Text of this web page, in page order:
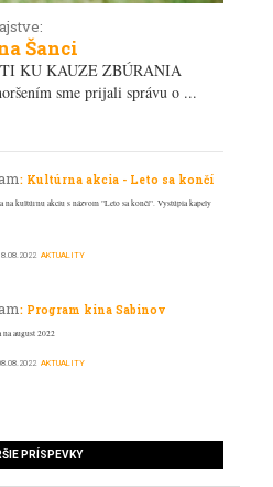
Šanci
KU KAUZE ZBÚRANIA
sme prijali správu o ...
: Kultúrna akcia - Leto sa končí
na kultúrnu akciu s názvom "Leto sa končí". Vystúpia kapely
AKTUALITY
: Program kina Sabinov
august 2022
AKTUALITY
PRÍSPEVKY